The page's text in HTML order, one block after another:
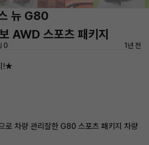
뉴 G80
AWD 스포츠 패키지
0
1년 전
!★
로 차량 관리잘한 G80 스포츠 패키지 차량